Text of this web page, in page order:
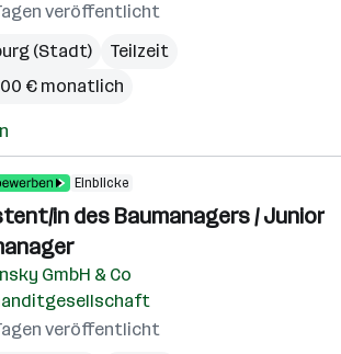
veröffentlicht
(Stadt)
Teilzeit
€ monatlich
Einblicke
in des Baumanagers / Junior
GmbH & Co
veröffentlicht